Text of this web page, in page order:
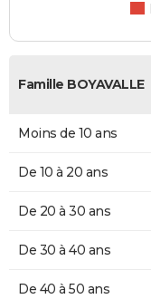
Famille BOYAVALLE
Moins de 10 ans
De 10 à 20 ans
De 20 à 30 ans
De 30 à 40 ans
De 40 à 50 ans